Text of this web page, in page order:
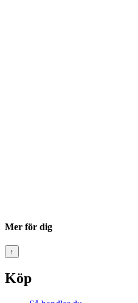
Mer för dig
↑
Köp